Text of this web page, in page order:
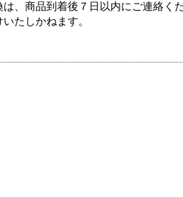
、商品到着後７日以内にご連絡く
たしかねます。